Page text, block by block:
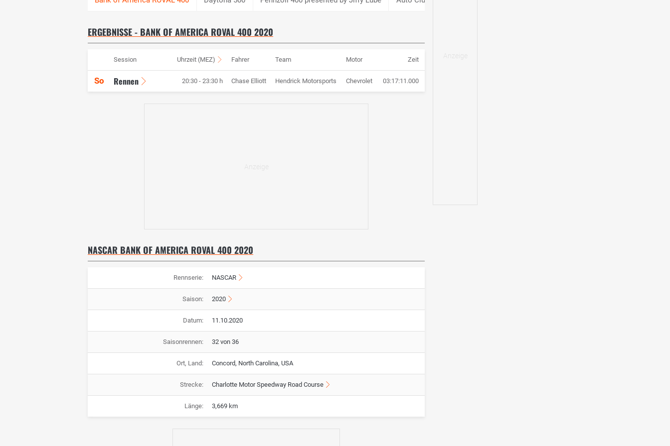
ERGEBNISSE - BANK OF AMERICA ROVAL 400 2020
Session Uhrzeit (MEZ) Fahrer Team Motor Zeit
So Rennen 20:30 - 23:30 h Chase Elliott Hendrick Motorsports Chevrolet 03:17:11.000
NASCAR BANK OF AMERICA ROVAL 400 2020
Rennserie: NASCAR
Saison: 2020
Datum: 11.10.2020
Saisonrennen: 32 von 36
Ort, Land: Concord, North Carolina, USA
Strecke: Charlotte Motor Speedway Road Course
Länge: 3,669 km